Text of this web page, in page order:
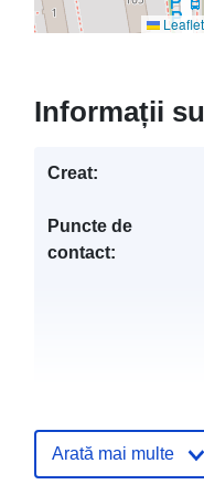
Leaflet
Informații
Creat:
Puncte de
contact:
Arată mai multe